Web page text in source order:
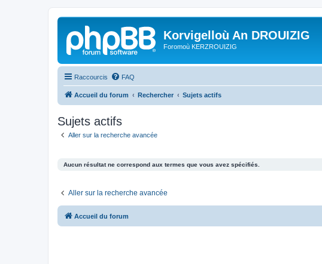
Korvigelloù An DROUIZIG
Foromoù KERZROUIZIG
Raccourcis FAQ
Accueil du forum Rechercher Sujets actifs
Sujets actifs
Aller sur la recherche avancée
Aucun résultat ne correspond aux termes que vous avez spécifiés.
Aller sur la recherche avancée
Accueil du forum